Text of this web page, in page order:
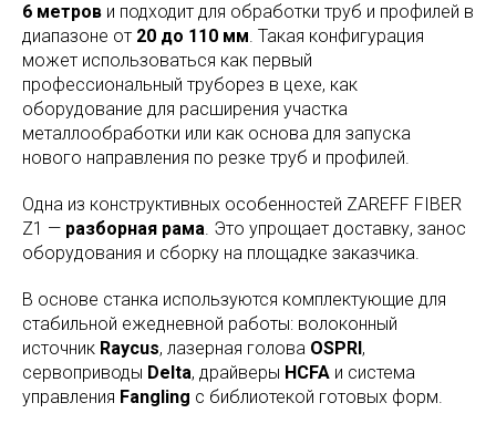
6 метров и подходит для обработки труб и профилей в
диапазоне от 20 до 110 мм. Такая конфигурация
может использоваться как первый
профессиональный труборез в цехе, как
оборудование для расширения участка
металлообработки или как основа для запуска
нового направления по резке труб и профилей.
Одна из конструктивных особенностей ZAREFF FIBER
Z1 — разборная рама. Это упрощает доставку, занос
оборудования и сборку на площадке заказчика.
В основе станка используются комплектующие для
стабильной ежедневной работы: волоконный
источник Raycus, лазерная голова OSPRI ,
сервоприводы Delta, драйверы HCFA и система
управления Fangling с библиотекой готовых форм.